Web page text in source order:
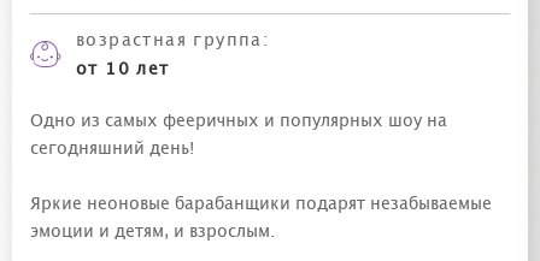
возрастная группа:
от 10 лет
Одно из самых фееричных и популярных шоу на
сегодняшний день!
Яркие неоновые барабанщики подарят незабываемые
эмоции и детям, и взрослым.